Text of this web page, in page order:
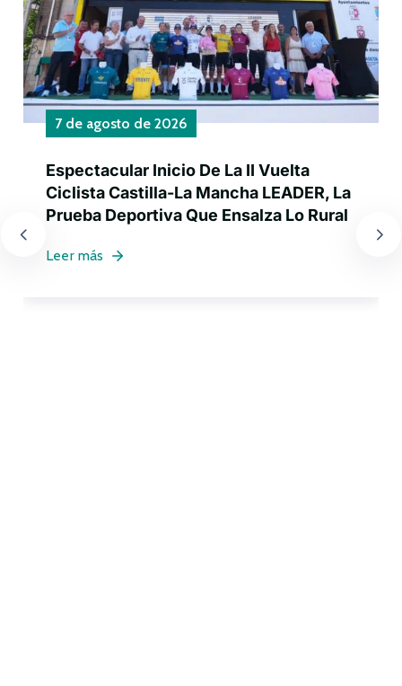
7 de agosto de 2026
Espectacular Inicio De La II Vuelta
Ciclista Castilla-La Mancha LEADER, La
Prueba Deportiva Que Ensalza Lo Rural
Leer más